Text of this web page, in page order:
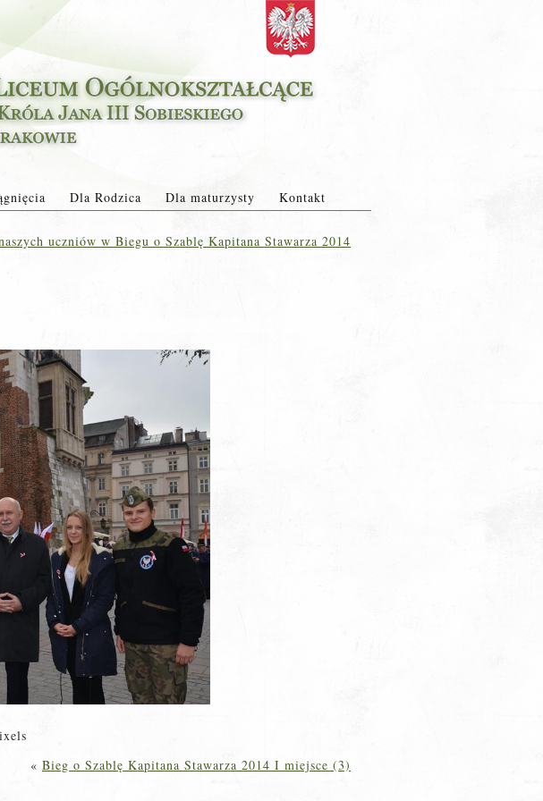
Dla Rodzica Dla maturzysty Kontakt
uczniów w Biegu o Szablę Kapitana Stawarza 2014
« Bieg o Szablę Kapitana Stawarza 2014 I miejsce (3)